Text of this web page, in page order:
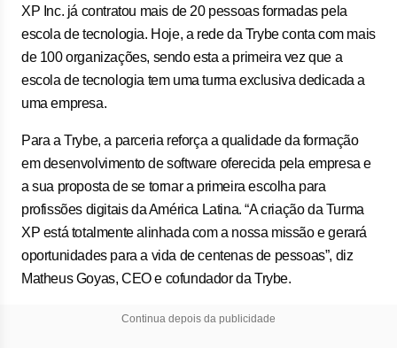
XP Inc. já contratou mais de 20 pessoas formadas pela
escola de tecnologia. Hoje, a rede da Trybe conta com mais
de 100 organizações, sendo esta a primeira vez que a
escola de tecnologia tem uma turma exclusiva dedicada a
uma empresa.
Para a Trybe, a parceria reforça a qualidade da formação
em desenvolvimento de software oferecida pela empresa e
a sua proposta de se tornar a primeira escolha para
profissões digitais da América Latina. “A criação da Turma
XP está totalmente alinhada com a nossa missão e gerará
oportunidades para a vida de centenas de pessoas”, diz
Matheus Goyas, CEO e cofundador da Trybe.
Continua depois da publicidade